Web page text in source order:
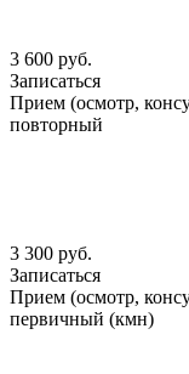
3 600 руб.
Записаться
Прием (осмотр,
повторный
3 300 руб.
Записаться
Прием (осмотр,
первичный (кмн)